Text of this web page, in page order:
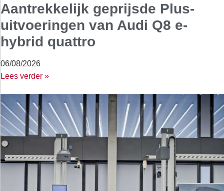
Aantrekkelijk geprijsde Plus-
uitvoeringen van Audi Q8 e-
hybrid quattro
06/08/2026
Lees verder »